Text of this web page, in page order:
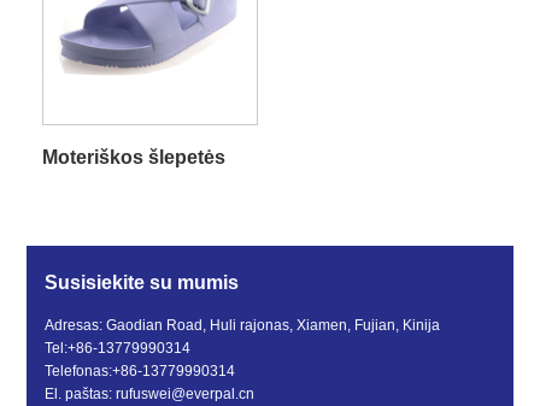
Moteriškos šlepetės
Susisiekite su mumis
Adresas: Gaodian Road, Huli rajonas, Xiamen, Fujian, Kinija
Tel:+86-13779990314
Telefonas:+86-13779990314
El. paštas:rufuswei@everpal.cn